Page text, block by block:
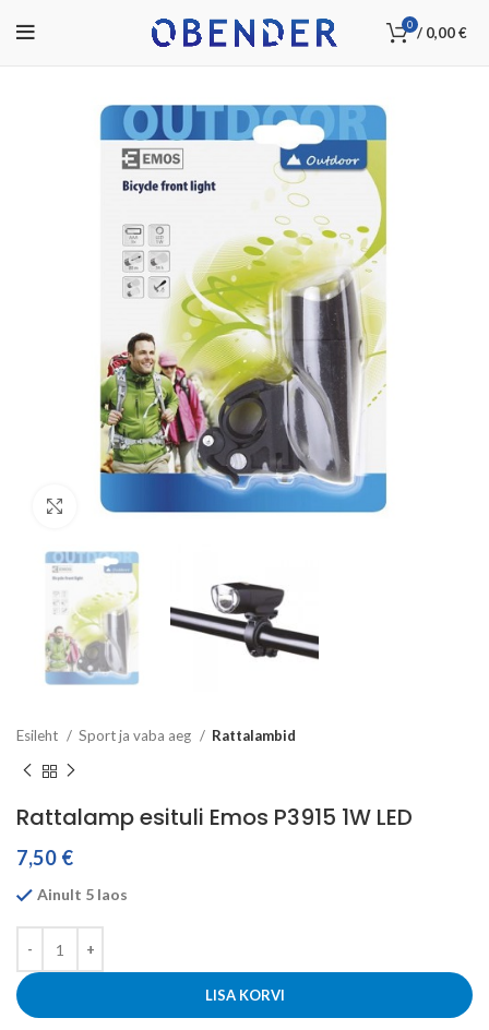
0 / 0,00€
Click to enlarge
Esileht Sport ja vaba aeg Rattalambid
Rattalamp esituli Emos P3915 1W LED
7,50 €
Ainult 5 laos
LISA KORVI